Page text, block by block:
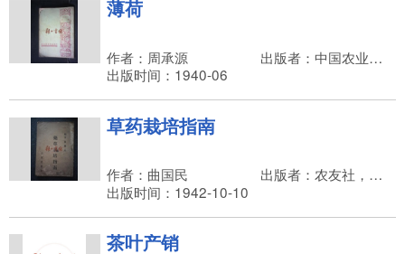
薄荷
作者：周承源
出版者：中国农业书局
出版时间：1940-06
草药栽培指南
作者：曲国民
出版者：农友社，汪清湖
出版时间：1942-10-10
茶叶产销